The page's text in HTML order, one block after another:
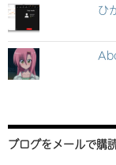
ひ
ブログをメールで購